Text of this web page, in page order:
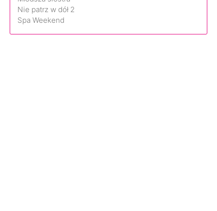
Nie patrz w dół 2
Spa Weekend